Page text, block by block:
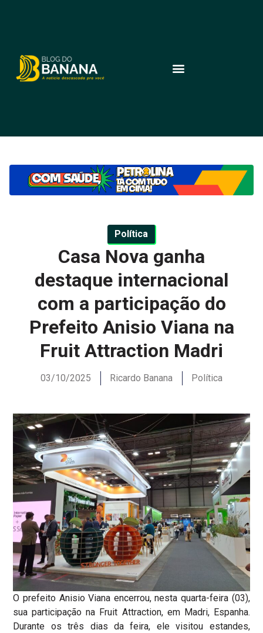
Política
Casa Nova ganha
destaque internacional
com a participação do
Prefeito Anisio Viana na
Fruit Attraction Madri
03/10/2025 Ricardo Banana Política
O prefeito Anisio Viana encerrou, nesta quarta-feira (03),
sua participação na Fruit Attraction, em Madri, Espanha.
Durante os três dias da feira, ele visitou estandes,